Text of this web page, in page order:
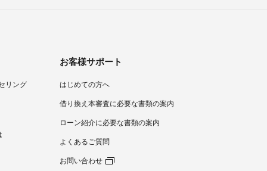
リング
お客様サポート
はじめての方へ
借り換え本審査に必要な書類の案内
ローン紹介に必要な書類の案内
よくあるご質問
お問い合わせ